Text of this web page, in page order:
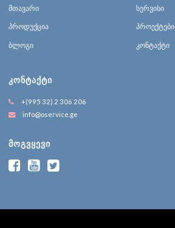
მთავარი სერვისი
პროდუქცია პროექტები
ბლოგი კონტაქტი
ᲙᲝᲜᲢᲐᲥᲢᲘ
+(995 32) 2 306 206
info@oservice.ge
ᲛᲝᲒᲕᲧᲔᲕᲘ